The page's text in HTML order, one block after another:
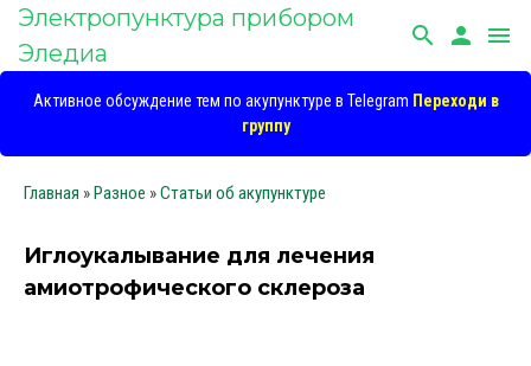
Электропунктура прибором
Эледиа
search person menu
Активное обсуждение тем по акупунктуре в Telegram Переходи в
группу
Главная »Разное »Статьи об акупунктуре
Иглоукалывание для лечения
амиотрофического склероза